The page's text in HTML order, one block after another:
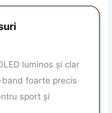
luminos și clar
band foarte precis
sport și